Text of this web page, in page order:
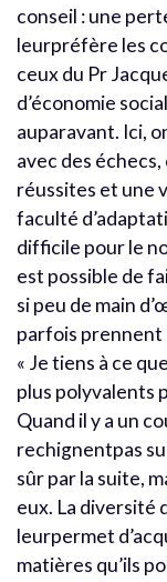
conseil : une
leurpréfère les
ceux du Pr
d’économie
auparavant. Ici,
avec des
réussites et une
faculté
difficile pour le
est possible de
si peu de main
parfois prennent
« Je tiens à ce
plus polyvalents
Quand il y a un
rechignentpas
sûr par la suite,
eux. La diversité
leurpermet
matières qu’ils